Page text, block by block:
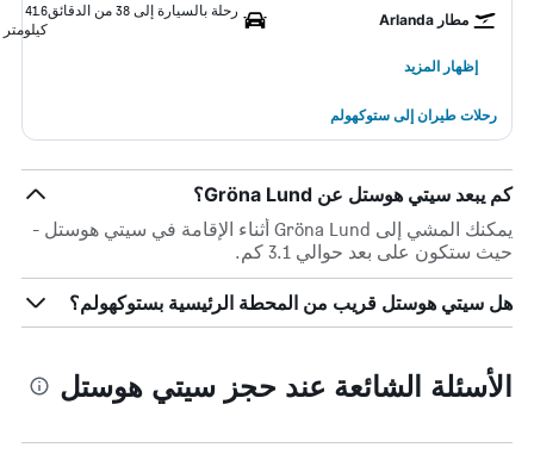
مطار Arlanda
رحلة بالسيارة إلى 38 من الدقائق
41.6
كيلومتر
إظهار المزيد
رحلات طيران إلى ستوكهولم
كم يبعد سيتي هوستل عن Gröna Lund؟
يمكنك المشي إلى Gröna Lund أثناء الإقامة في سيتي هوستل -
حيث ستكون على بعد حوالي 3.1 كم.
هل سيتي هوستل قريب من المحطة الرئيسية بستوكهولم؟
الأسئلة الشائعة عند حجز سيتي هوستل